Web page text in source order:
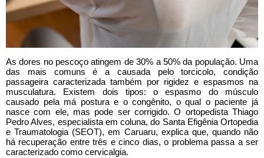
As dores no pescoço atingem de 30% a 50% da população. Uma
das mais comuns é a causada pelo torcicolo, condição
passageira caracterizada também por rigidez e espasmos na
musculatura. Existem dois tipos: o espasmo do músculo
causado pela má postura e o congênito, o qual o paciente já
nasce com ele, mas pode ser corrigido. O ortopedista Thiago
Pedro Alves, especialista em coluna, do Santa Efigênia Ortopedia
e Traumatologia (SEOT), em Caruaru, explica que, quando não
há recuperação entre três e cinco dias, o problema passa a ser
caracterizado como cervicalgia.